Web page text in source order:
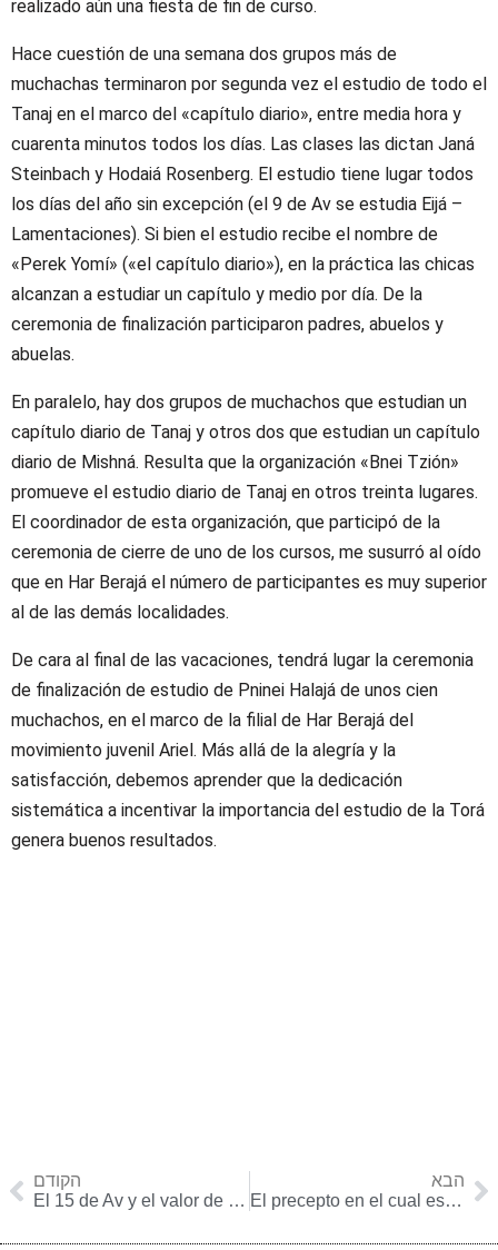
realizado aún una fiesta de fin de curso.
Hace cuestión de una semana dos grupos más de
muchachas terminaron por segunda vez el estudio de todo el
Tanaj en el marco del «capítulo diario», entre media hora y
cuarenta minutos todos los días. Las clases las dictan Janá
Steinbach y Hodaiá Rosenberg. El estudio tiene lugar todos
los días del año sin excepción (el 9 de Av se estudia Eijá –
Lamentaciones). Si bien el estudio recibe el nombre de
«Perek Yomí» («el capítulo diario»), en la práctica las chicas
alcanzan a estudiar un capítulo y medio por día. De la
ceremonia de finalización participaron padres, abuelos y
abuelas.
En paralelo, hay dos grupos de muchachos que estudian un
capítulo diario de Tanaj y otros dos que estudian un capítulo
diario de Mishná. Resulta que la organización «Bnei Tzión»
promueve el estudio diario de Tanaj en otros treinta lugares.
El coordinador de esta organización, que participó de la
ceremonia de cierre de uno de los cursos, me susurró al oído
que en Har Berajá el número de participantes es muy superior
al de las demás localidades.
De cara al final de las vacaciones, tendrá lugar la ceremonia
de finalización de estudio de Pninei Halajá de unos cien
muchachos, en el marco de la filial de Har Berajá del
movimiento juvenil Ariel. Más allá de la alegría y la
satisfacción, debemos aprender que la dedicación
sistemática a incentivar la importancia del estudio de la Torá
genera buenos resultados.
הקודם
El 15 de Av y el valor de la familia
הבא
El precepto en el cual está permitido poner a prueba a HaShem